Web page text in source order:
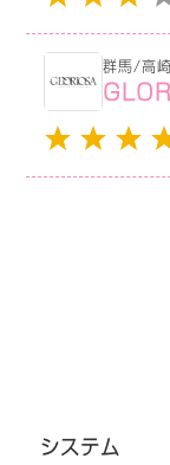
群馬/高崎
システム